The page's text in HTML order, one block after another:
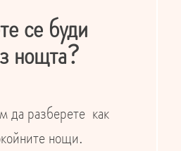
се буди
нощта?
да разберете как
нощи.